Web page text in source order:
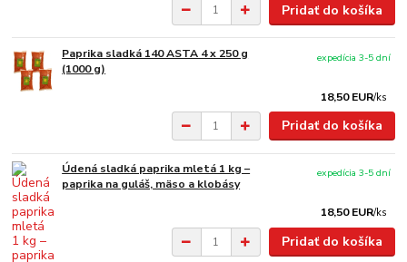
Pridať do košíka
Paprika sladká 140 ASTA 4 x 250 g
(1000 g)
18,50 EUR/ks
expedícia 3-5 dní
Pridať do košíka
Údená sladká paprika mletá 1 kg –
paprika na guláš, mäso a klobásy
18,50 EUR/ks
expedícia 3-5 dní
Pridať do košíka